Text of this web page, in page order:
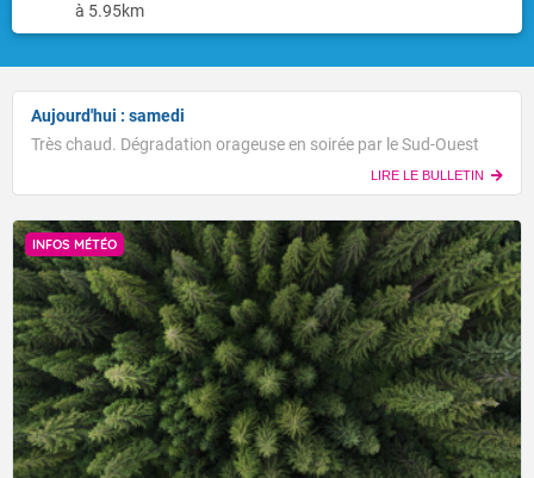
à 5.95km
Aujourd'hui : samedi
Très chaud. Dégradation orageuse en soirée par le Sud-Ouest
LIRE LE BULLETIN
INFOS MÉTÉO